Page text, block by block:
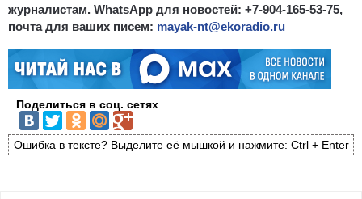
журналистам. WhatsApp для новостей: +7-904-165-53-75,
почта для ваших писем: mayak-nt@ekoradio.ru
Поделиться в соц. сетях
Ошибка в тексте? Выделите её мышкой и нажмите: Ctrl + Enter